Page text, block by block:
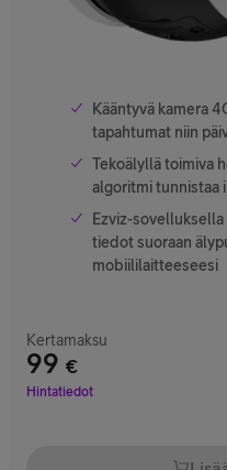
Kääntyvä kamera
tapahtumat niin
Tekoälyllä toimiva
algoritmi tunnistaa
Ezviz-
tiedot suoraan
mobiililaitteeseesi
Kertamaksu
99 €
Hinta 99 €
Hintatiedot